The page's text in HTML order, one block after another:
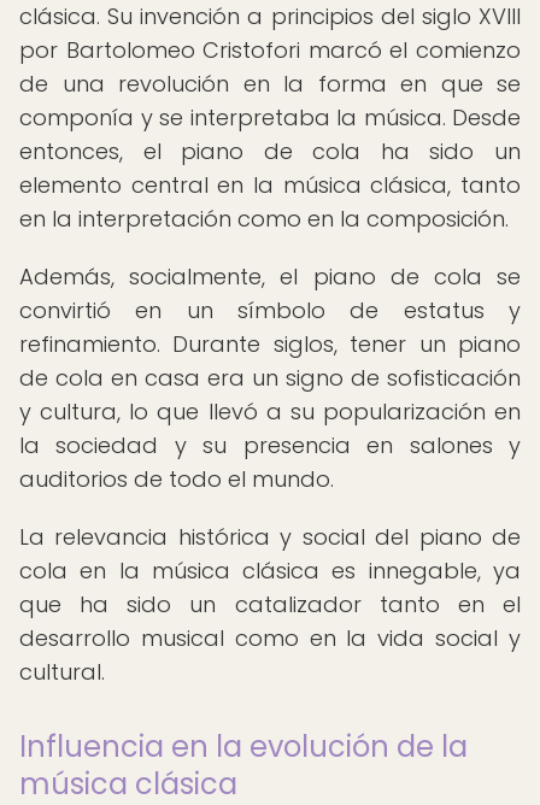
clásica. Su invención a principios del siglo XVIII
por Bartolomeo Cristofori marcó el comienzo
de una revolución en la forma en que se
componía y se interpretaba la música. Desde
entonces, el piano de cola ha sido un
elemento central en la música clásica, tanto
en la interpretación como en la composición.
Además, socialmente, el piano de cola se
convirtió en un símbolo de estatus y
refinamiento. Durante siglos, tener un piano
de cola en casa era un signo de sofisticación
y cultura, lo que llevó a su popularización en
la sociedad y su presencia en salones y
auditorios de todo el mundo.
La relevancia histórica y social del piano de
cola en la música clásica es innegable, ya
que ha sido un catalizador tanto en el
desarrollo musical como en la vida social y
cultural.
Influencia en la evolución de la
música clásica